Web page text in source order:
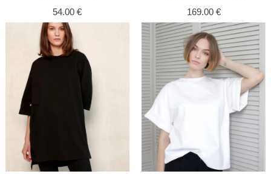
54.00€ 169.00 €